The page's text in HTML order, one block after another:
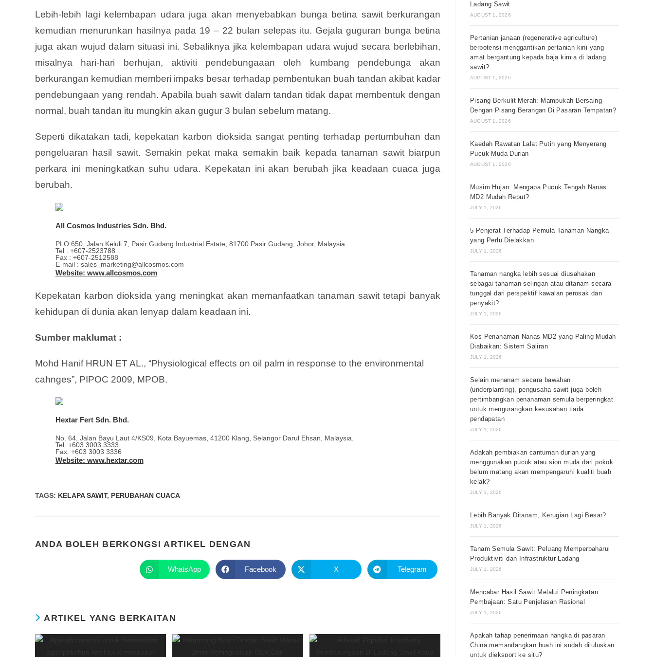
Lebih-lebih lagi kelembapan udara juga akan menyebabkan bunga betina sawit berkurangan
kemudian menurunkan hasilnya pada 19 – 22 bulan selepas itu. Gejala guguran bunga betina
juga akan wujud dalam situasi ini. Sebaliknya jika kelembapan udara wujud secara berlebihan,
misalnya hari-hari berhujan, aktiviti pendebungaaan oleh kumbang pendebunga akan
berkurangan kemudian memberi impaks besar terhadap pembentukan buah tandan akibat kadar
pendebungaan yang rendah. Apabila buah sawit dalam tandan tidak dapat membentuk dengan
normal, buah tandan itu mungkin akan gugur 3 bulan sebelum matang.
Seperti dikatakan tadi, kepekatan karbon dioksida sangat penting terhadap pertumbuhan dan
pengeluaran hasil sawit. Semakin pekat maka semakin baik kepada tanaman sawit biarpun
perkara ini meningkatkan suhu udara. Kepekatan ini akan berubah jika keadaan cuaca juga
berubah.
All Cosmos Industries Sdn. Bhd.
PLO 650, Jalan Keluli 7, Pasir Gudang Industrial Estate, 81700 Pasir Gudang, Johor, Malaysia.
Tel : +607-2523788
Fax : +607-2512588
E-mail : sales_marketing@allcosmos.com
Website: www.allcosmos.com
Kepekatan karbon dioksida yang meningkat akan memanfaatkan tanaman sawit tetapi banyak
kehidupan di dunia akan lenyap dalam keadaan ini.
Sumber maklumat :
Mohd Hanif HRUN ET AL., “Physiological effects on oil palm in response to the environmental
cahnges”, PIPOC 2009, MPOB.
Hextar Fert Sdn. Bhd.
No. 64, Jalan Bayu Laut 4/KS09, Kota Bayuemas, 41200 Klang, Selangor Darul Ehsan, Malaysia.
Tel: +603 3003 3333
Fax: +603 3003 3336
Website: www.hextar.com
TAGS: KELAPA SAWIT, PERUBAHAN CUACA
ANDA BOLEH BERKONGSI ARTIKEL DENGAN
WhatsApp Facebook X Telegram
ARTIKEL YANG BERKAITAN
Ladang Sawit
AUGUST 1, 2026
Pertanian janaan (regenerative agriculture)
berpotensi menggantikan pertanian kini yang
amat bergantung kepada baja kimia di ladang
sawit?
AUGUST 1, 2026
Pisang Berkulit Merah: Mampukah Bersaing
Dengan Pisang Berangan Di Pasaran Tempatan?
AUGUST 1, 2026
Kaedah Rawatan Lalat Putih yang Menyerang
Pucuk Muda Durian
AUGUST 1, 2026
Musim Hujan: Mengapa Pucuk Tengah Nanas
MD2 Mudah Reput?
JULY 1, 2026
5 Penjerat Terhadap Pemula Tanaman Nangka
yang Perlu Dielakkan
JULY 1, 2026
Tanaman nangka lebih sesuai diusahakan
sebagai tanaman selingan atau ditanam secara
tunggal dari perspektif kawalan perosak dan
penyakit?
JULY 1, 2026
Kos Penanaman Nanas MD2 yang Paling Mudah
Diabaikan: Sistem Saliran
JULY 1, 2026
Selain menanam secara bawahan
(underplanting), pengusaha sawit juga boleh
pertimbangkan penanaman semula berperingkat
untuk mengurangkan kesusahan tiada
pendapatan
JULY 1, 2026
Adakah pembiakan cantuman durian yang
menggunakan pucuk atau sion muda dari pokok
belum matang akan mempengaruhi kualiti buah
kelak?
JULY 1, 2026
Lebih Banyak Ditanam, Kerugian Lagi Besar?
JULY 1, 2026
Tanam Semula Sawit: Peluang Memperbaharui
Produktiviti dan Infrastruktur Ladang
JULY 1, 2026
Mencabar Hasil Sawit Melalui Peningkatan
Pembajaan: Satu Penjelasan Rasional
JULY 1, 2026
Apakah tahap penerimaan nangka di pasaran
China memandangkan buah ini sudah diluluskan
untuk dieksport ke situ?